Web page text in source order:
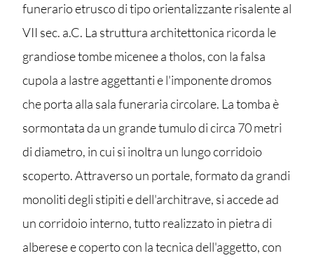
funerario etrusco di tipo orientalizzante risalente al
VII sec. a.C. La struttura architettonica ricorda le
grandiose tombe micenee a tholos, con la falsa
cupola a lastre aggettanti e l'imponente dromos
che porta alla sala funeraria circolare. La tomba è
sormontata da un grande tumulo di circa 70 metri
di diametro, in cui si inoltra un lungo corridoio
scoperto. Attraverso un portale, formato da grandi
monoliti degli stipiti e dell'architrave, si accede ad
un corridoio interno, tutto realizzato in pietra di
alberese e coperto con la tecnica dell'aggetto, con